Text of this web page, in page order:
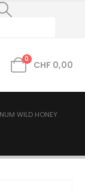
0
CHF 0,00
WILD HONEY